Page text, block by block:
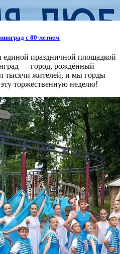
с 80-летием
праздничной площадкой
— город, рождённый
тысячи жителей, и мы горды
торжественную неделю!